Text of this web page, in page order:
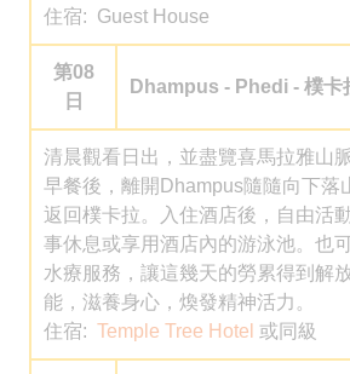
住宿: Guest House
第08
日
Dhampus - Phedi - 樸卡
清晨觀看日出，並盡覽喜馬拉雅山
早餐後，離開Dhampus隨隨向下落
返回樸卡拉。入住酒店後，自由活
事休息或享用酒店內的游泳池。也
水療服務，讓這幾天的勞累得到解
能，滋養身心，煥發精神活力。
住宿: Temple Tree Hotel 或同級